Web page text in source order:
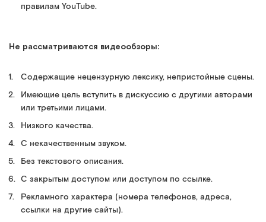
правилам YouTube.
Не рассматриваются видеообзоры:
Содержащие нецензурную лексику, непристойные сцены.
Имеющие цель вступить в дискуссию с другими авторами
или третьими лицами.
Низкого качества.
C некачественным звуком.
Без текстового описания.
С закрытым доступом или доступом по ссылке.
Рекламного характера (номера телефонов, адреса,
ссылки на другие сайты).